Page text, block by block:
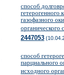
способ
гетерогенного
газофазного
органического
2447053
способ
парциального
исходного